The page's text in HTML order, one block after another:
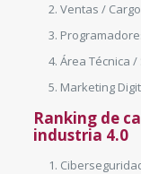
Ventas /
Área Técnica
Marketing
Ranking de
industria 4.0